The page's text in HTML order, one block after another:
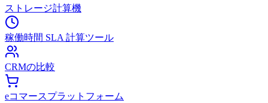
ストレージ計算機
稼働時間 SLA 計算ツール
CRMの比較
eコマースプラットフォーム